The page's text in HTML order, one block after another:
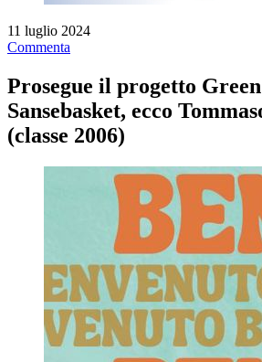
11 luglio 2024
Commenta
Prosegue il progetto
Sansebasket, ecco
(classe 2006)